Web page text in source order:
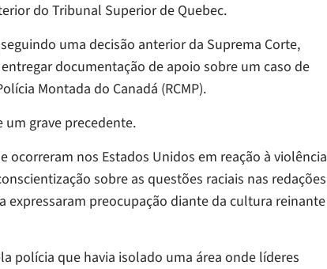
do Tribunal Superior de Quebec.
uma decisão anterior da Suprema Corte,
documentação de apoio sobre um caso de
Montada do Canadá (RCMP).
um grave precedente.
ocorreram nos Estados Unidos em reação à violência
sobre as questões raciais nas redações
expressaram preocupação diante da cultura reinante
polícia que havia isolado uma área onde líderes